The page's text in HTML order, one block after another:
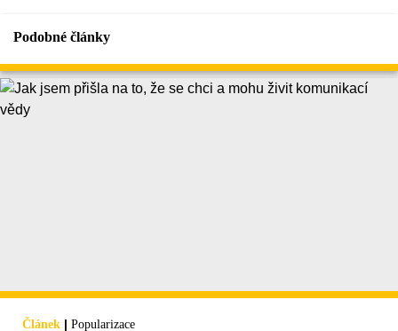
Podobné články
Článek | Popularizace